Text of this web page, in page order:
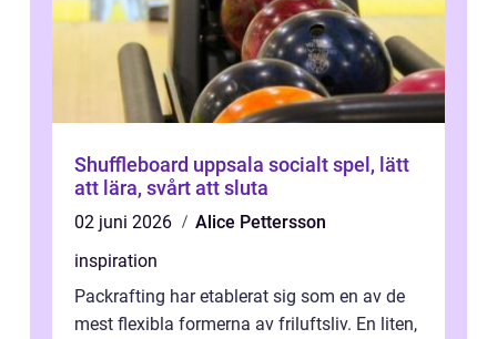
Shuffleboard uppsala socialt spel, lätt
att lära, svårt att sluta
02 juni 2026
Alice Pettersson
inspiration
Packrafting har etablerat sig som en av de
mest flexibla formerna av friluftsliv. En liten,